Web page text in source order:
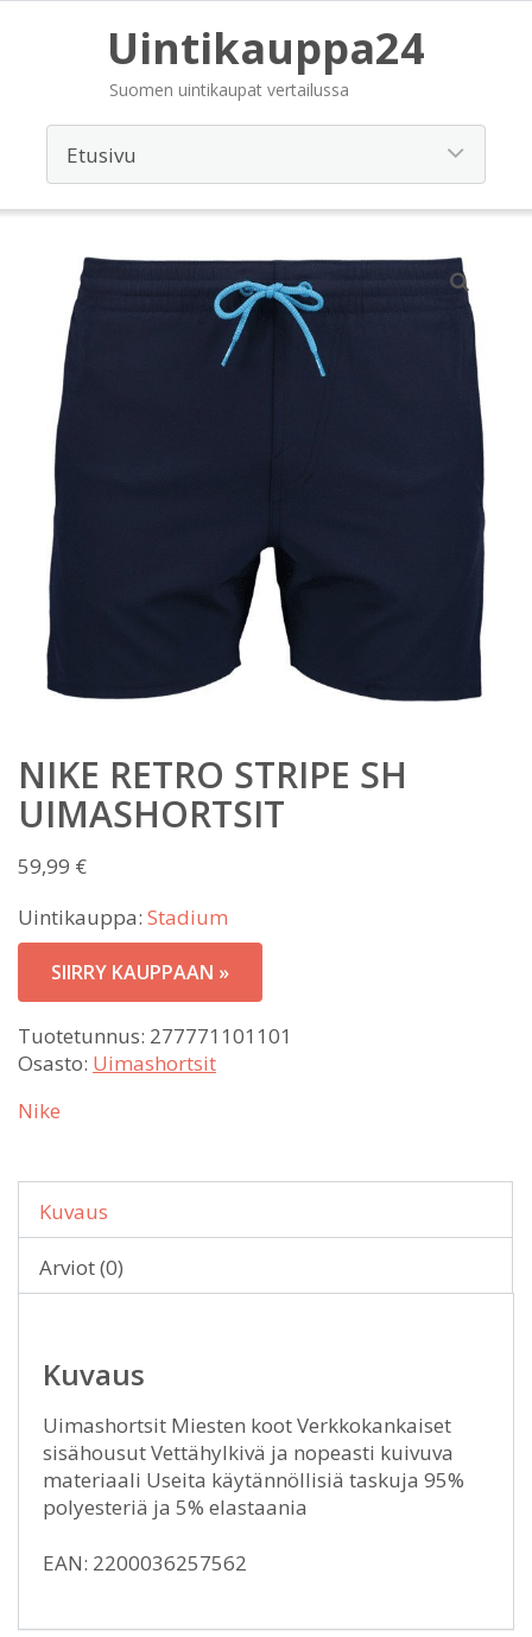
Uintikauppa24
Suomen uintikaupat vertailussa
NIKE RETRO STRIPE SH
UIMASHORTSIT
59,99 €
Uintikauppa: Stadium
SIIRRY KAUPPAAN »
Tuotetunnus: 277771101101
Osasto: Uimashortsit
Nike
Kuvaus
Arviot (0)
Kuvaus
Uimashortsit Miesten koot Verkkokankaiset
sisähousut Vettähylkivä ja nopeasti kuivuva
materiaali Useita käytännöllisiä taskuja 95%
polyesteriä ja 5% elastaania
EAN: 2200036257562